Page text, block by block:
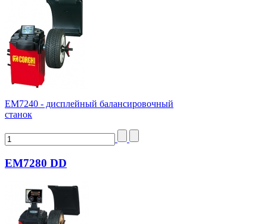
ЕМ7240 - дисплейный балансировочный
станок
EM7280 DD